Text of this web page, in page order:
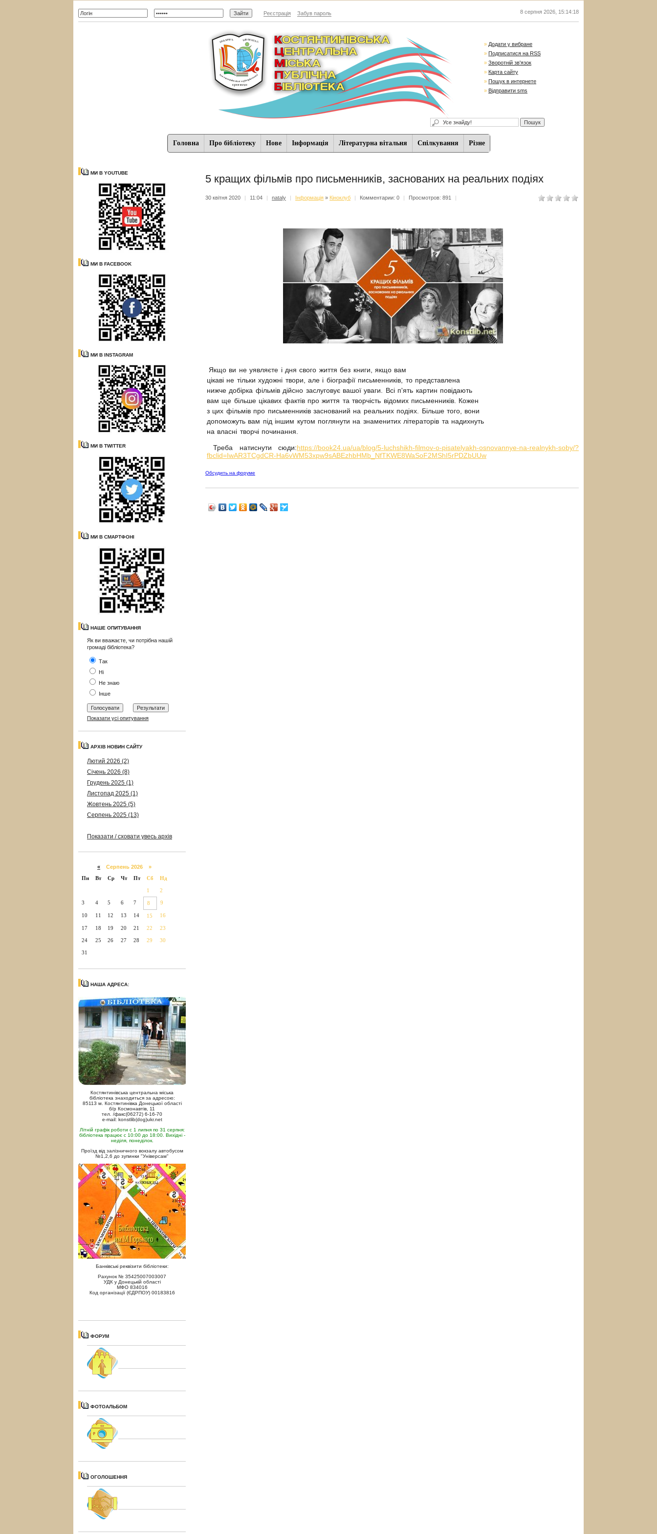
Реєстрація Забув пароль 8 серпня 2026 15:14:19
» Додати у вибране
» Подписатися на RSS
» Зворотній зв'язок
» Карта сайту
» Пошук в интернете
» Відправити sms
Головна Про бібліотеку Нове Iнформацiя Літературна вітальня Спiлкування Різне
МИ В YOUTUBE
МИ В FACEBOOK
МИ В INSTAGRAM
МИ В TWITTER
МИ В СМАРТФОНІ
НАШЕ ОПИТУВАННЯ
Як ви вважаєте, чи потрібна нашій
громаді бібліотека?
Так
Ні
Не знаю
Інше
Показати усі опитування
АРХІВ НОВИН САЙТУ
Лютий 2026 (2)
Січень 2026 (8)
Грудень 2025 (1)
Листопад 2025 (1)
Жовтень 2025 (5)
Серпень 2025 (13)
Показати / сховати увесь архів
« Серпень 2026 »
Пн
Вт Ср Чт Пт Сб Нд
1 2
3 4 5 6 7 8 9
10 11 12 13 14 15 16
17 18 19 20 21 22 23
24 25 26 27 28 29 30
31
НАША АДРЕСА:
Костянтинівська центральна міська
бібліотека знаходиться за адресою:
85113 м. Костянтинівка Донецької області
б/р Космонавтів, 11
тел. /факс(06272) 6-16-70
e-mail: konstlib(dog)ukr.net
Літній графік роботи с 1 липня по 31 серпня:
бібліотека працює с 10:00 до 18:00. Вихідні -
неділя, понеділок.
Проїзд від залізничного вокзалу автобусом
№1,2,6 до зупинки "Універсам"
Банківські реквізити бібліотеки:
Рахунок № 35425007003007
УДК у Донецькій області
МФО 834016
Код організації (ЄДРПОУ) 00183816
ФОРУМ
ФОТОАЛЬБОМ
ОГОЛОШЕННЯ
5 кращих фільмів про письменників, заснованих на реальних подіях
30 квітня 2020 | 11:04 | nataly | Iнформацiя » Кіноклуб | Комментарии: 0 | Просмотров: 891 |
Якщо ви не уявляєте і дня свого життя без книги, якщо вам
цікаві не тільки художні твори, але і біографії письменників, то представлена
нижче добірка фільмів дійсно заслуговує вашої уваги. Всі п'ять картин повідають
вам ще більше цікавих фактів про життя та творчість відомих письменників. Кожен
з цих фільмів про письменників заснований на реальних подіях. Більше того, вони
допоможуть вам під іншим кутом поглянути на знаменитих літераторів та надихнуть
на власні творчі починання.
Треба натиснути сюди:https://book24.ua/ua/blog/5-luchshikh-filmov-o-pisatelyakh-osnovannye-na-realnykh-soby/?
fbclid=IwAR3TCgdCR-Ha6vWM53xpw9sABEzhbHMb_NfTKWE8WaSoF2MShI5rPDZbUUw
Обсудить на форуме